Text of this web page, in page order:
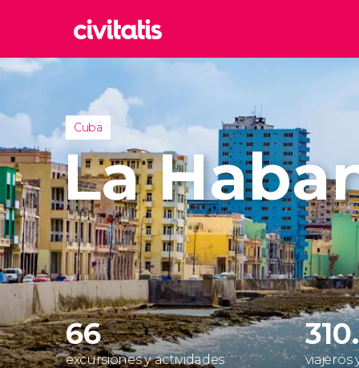
Reino
Turquía
Cuba
La
66
excursiones y actividades
viajeros